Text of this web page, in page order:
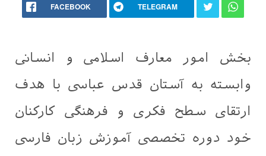
FACEBOOK TELEGRAM
بخش امور معارف اسلامی و انسانی
وابسته به آستان قدس عباسی با هدف
ارتقای سطح فکری و فرهنگی کارکنان
خود دوره تخصصی آموزش زبان فارسی